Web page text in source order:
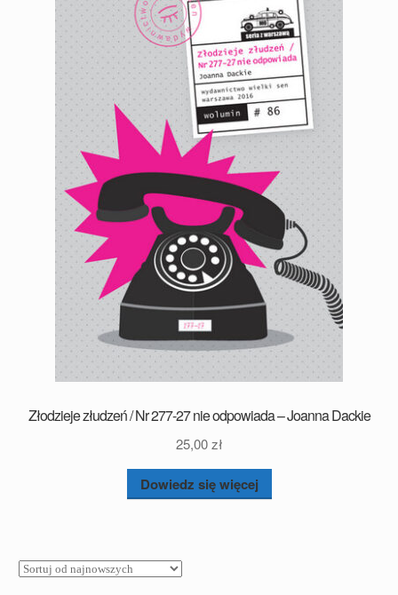
Złodzieje złudzeń / Nr 277-27 nie odpowiada – Joanna Dackie
25,00zł
Dowiedz się więcej